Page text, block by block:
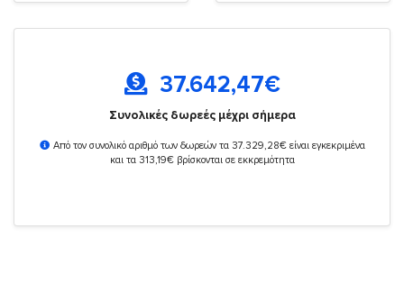
37.642,47€
Συνολικές δωρεές μέχρι σήμερα
Από τον συνολικό αριθμό των δωρεών τα 37.329,28€ είναι εγκεκριμένα
και τα 313,19€ βρίσκονται σε εκκρεμότητα